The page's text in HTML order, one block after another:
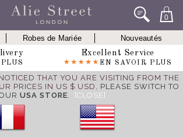
0
Robes de Mariée
Nouveautés
Excellent Service
EN SAVOIR PLUS
THAT YOU ARE VISITING FROM THE
PRICES IN US $ USD, PLEASE SWITCH TO
USA STORE. [CLOSE]